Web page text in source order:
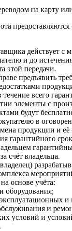
на карту
действует с
и до
этой передачи.
предъявить
течение всего
элементы с
будут
в
продукции и её
гарантийного
счёт владельца.
основе учёта:
оборудования;
и
условий и